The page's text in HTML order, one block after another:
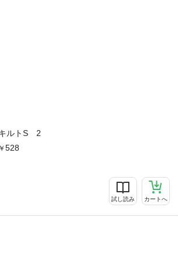
ルトS 2
528
試し読み カートへ